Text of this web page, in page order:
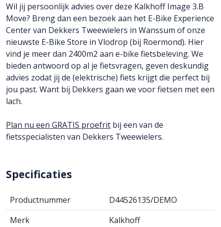
Wil jij persoonlijk advies over deze Kalkhoff Image 3.B
Move? Breng dan een bezoek aan het E-Bike Experience
Center van Dekkers Tweewielers in Wanssum of onze
nieuwste E-Bike Store in Vlodrop (bij Roermond). Hier
vind je meer dan 2400m2 aan e-bike fietsbeleving. We
bieden antwoord op al je fietsvragen, geven deskundig
advies zodat jij de (elektrische) fiets krijgt die perfect bij
jou past. Want bij Dekkers gaan we voor fietsen met een
lach.
Plan nu een GRATIS proefrit bij een van de
fietsspecialisten van Dekkers Tweewielers.
Specificaties
Productnummer
D44526135/DEMO
Merk
Kalkhoff